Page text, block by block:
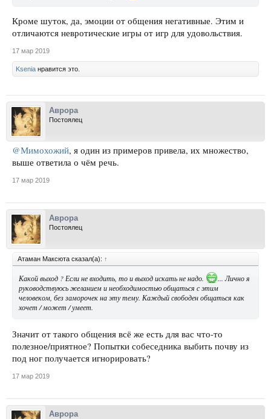
Кроме шуток, да, эмоции от общения негативные. Этим и
отличаются невротические игры от игр для удовольствия.
17 мар 2019
Ksenia нравится это.
Аврора
Постоялец
@Мимохожий, я один из примеров привела, их множество,
выше ответила о чём речь.
17 мар 2019
Аврора
Постоялец
Атаман Максюта сказал(а): ↑
Какой выход ? Если не входить, то и выход искать не надо.
... Лично я
руководствуюсь желанием и необходимостью общаться с этим
человеком, без заморочек на эту тему. Каждый свободен общаться как
хочет / может / умеет.
Значит от такого общения всё же есть для вас что-то
полезное/приятное? Попытки собеседника выбить почву из
под ног получается игнорировать?
17 мар 2019
Аврора